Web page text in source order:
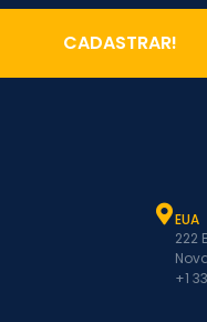
CADASTRAR!
EUA
222
+1